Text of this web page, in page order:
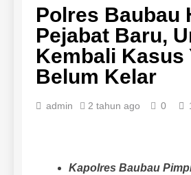
Polres Baubau
Pejabat Baru,
Kembali Kasus
Belum Kelar
admin 2 tahun ago 0
Kapolres Baubau